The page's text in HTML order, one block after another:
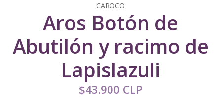
CAROCO
Aros Botón de
Abutilón y racimo de
Lapislazuli
$43.900 CLP